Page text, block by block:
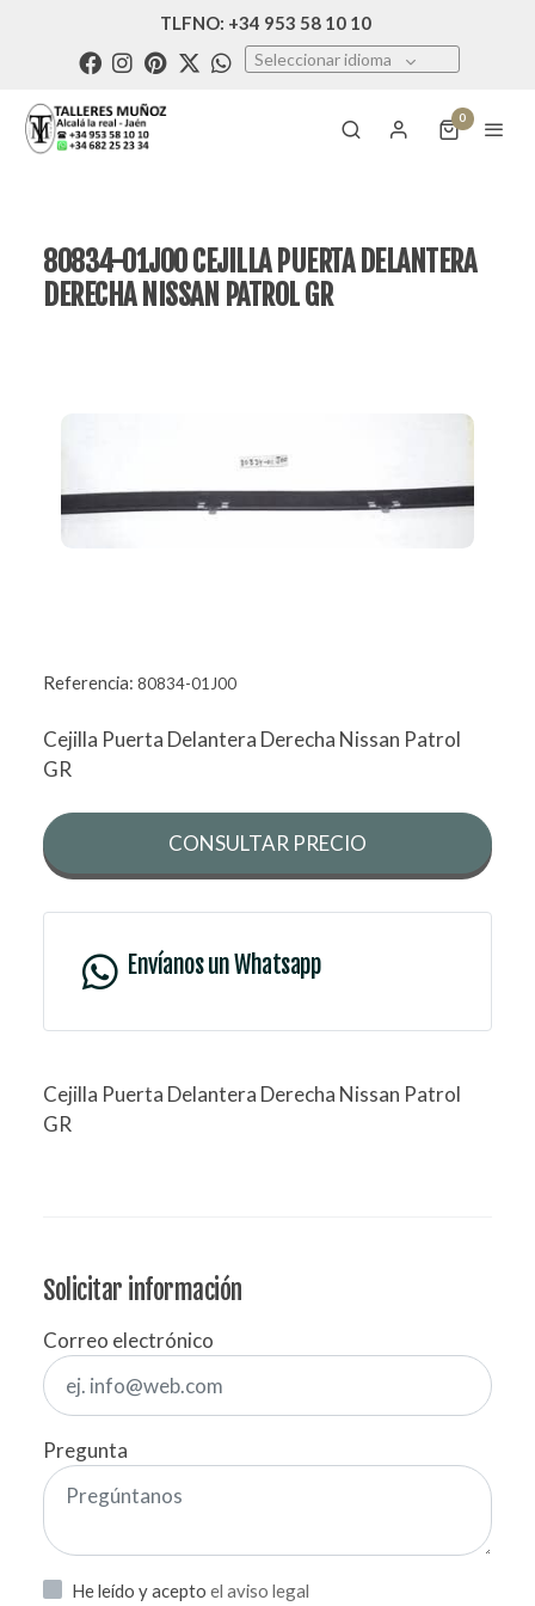
TLFNO: +34 953 58 10 10
Seleccionar idioma
0
80834-01J00 CEJILLA PUERTA DELANTERA
DERECHA NISSAN PATROL GR
Referencia: 80834-01J00
Cejilla Puerta Delantera Derecha Nissan Patrol
GR
CONSULTAR PRECIO
Envíanos un Whatsapp
Cejilla Puerta Delantera Derecha Nissan Patrol
GR
Solicitar información
Correo electrónico
Pregunta
He leído y acepto el aviso legal